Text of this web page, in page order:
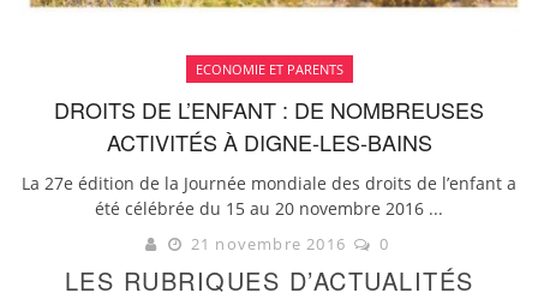
ECONOMIE ET PARENTS
DROITS DE L’ENFANT : DE NOMBREUSES
ACTIVITÉS À DIGNE-LES-BAINS
La 27e édition de la Journée mondiale des droits de l’enfant a
été célébrée du 15 au 20 novembre 2016 ...
21 novembre 2016 0
LES RUBRIQUES D’ACTUALITÉS